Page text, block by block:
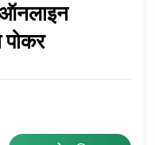
पोकर